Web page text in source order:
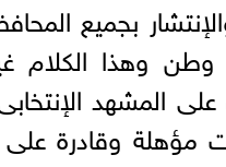
بجميع
وهذا الكلام
المشهد
وقادرة على